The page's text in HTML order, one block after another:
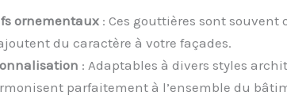
ornementaux: Ces gouttières sont souvent
du caractère à votre façades.
: Adaptables à divers styles
parfaitement à l’ensemble du